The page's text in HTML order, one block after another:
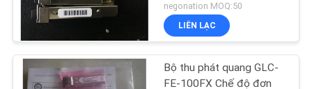
VIDEO
VỀ
CHÚNG
Hiệu chuẩn bên trong /
bên ngoài
negonation MOQ:50
LIÊN LẠC
Bộ thu phát quang GLC-
FE-100FX Chế độ đơn